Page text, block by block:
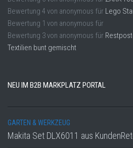
Bewertung 4 von anonymous für Lego
Bewertung 1 von anonymous für
Bewertung 3von anonymous für
Textilien bunt gemischt
NEU IM B2B MARKPLATZ PORTAL
GARTEN & WERKZEUG
Makita Set DLX6011 aus